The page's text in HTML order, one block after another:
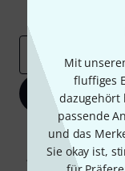
Mit
fluffiges
dazugehört
passende
und das
Sie okay ist,
E-Mail-Adresse
Mit Klick auf „Jetzt
Werbung und einer
Abmeldung ist